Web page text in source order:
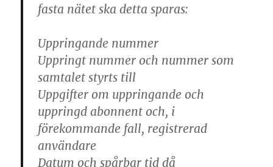
fasta nätet ska detta sparas:
Uppringande nummer
Uppringt nummer och nummer som
samtalet styrts till
Uppgifter om uppringande och
uppringd abonnent och, i
förekommande fall, registrerad
användare
Datum och spårbar tid då